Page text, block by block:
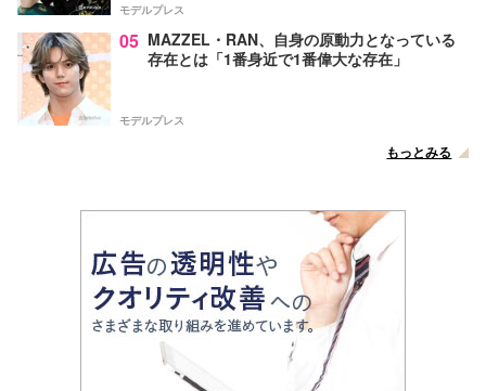
モデルプレス
05 MAZZEL・RAN、自身の原動力となっている
存在とは「1番身近で1番偉大な存在」
モデルプレス
もっとみる